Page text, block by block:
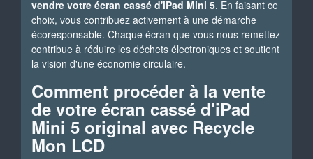
vendre votre écran cassé d'iPad Mini 5. En faisant ce
choix, vous contribuez activement à une démarche
écoresponsable. Chaque écran que vous nous remettez
contribue à réduire les déchets électroniques et soutient
la vision d'une économie circulaire.
Comment procéder à la vente
de votre écran cassé d'iPad
Mini 5 original avec Recycle
Mon LCD